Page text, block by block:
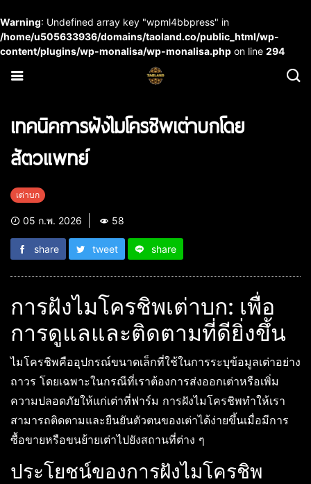
Warning: Undefined array key "wpml4bbpress" in
/home/u505633936/domains/taoland.co/public_html/wp-
content/plugins/wp-monalisa/wp-monalisa.php on line 294
เทคนิคการฝังไมโครชิพเต่าบกโดย
สัตวแพทย์
เต่าบก
05 ก.พ. 2026 58
share tweet share
การฝังไมโครชิพเต่าบก: เพื่อ
การดูแลและติดตามที่ดียิ่งขึ้น
ไมโครชิพคืออุปกรณ์ขนาดเล็กที่ใช้ในการระบุข้อมูลเต่าอย่าง
ถาวร โดยเฉพาะในกรณีที่เราต้องการส่งออกเต่าหรือเพิ่ม
ความปลอดภัยให้แก่เต่าที่ฟาร์ม การฝังไมโครชิพทำให้เรา
สามารถติดตามและยืนยันตัวตนของเต่าได้ง่ายขึ้นเมื่อมีการ
ซื้อขายหรือขนย้ายเต่าไปยังสถานที่ต่าง ๆ
ประโยชน์ของการฝังไมโครชิพ